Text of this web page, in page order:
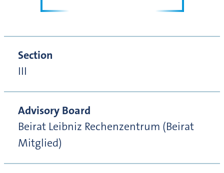
Section
III
Advisory Board
Beirat Leibniz Rechenzentrum (Beirat
Mitglied)